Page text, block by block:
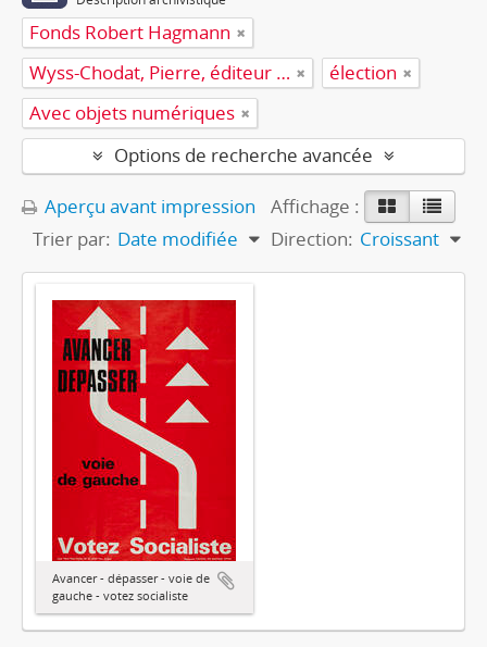
Fonds Robert Hagmann
Wyss-Chodat, Pierre, éditeur responsable
élection
Avec objets numériques
Options de recherche avancée
Aperçu avant impression
Affichage :
Trier par: Date modifiée Direction: Croissant
Avancer - dépasser - voie de
gauche - votez socialiste